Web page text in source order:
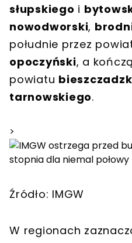
słupskiego i
nowodworski,
południe przez
opoczyński, a
powiatu
tarnowskiego.
>
Źródło: IMGW
W regionach